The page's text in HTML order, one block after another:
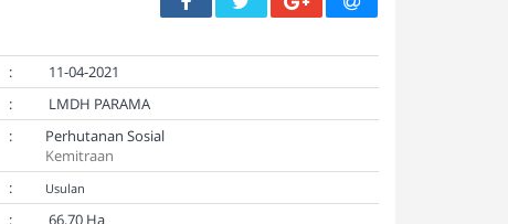
:
11-04-2021
:
LMDH PARAMA
:
Perhutanan Sosial
Kemitraan
: Usulan
:
66,70 Ha